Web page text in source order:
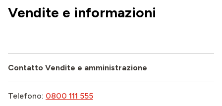
Vendite e informazioni
Contatto Vendite e amministrazione
Telefono: 0800 111 555